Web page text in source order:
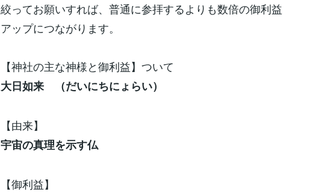
絞ってお願いすれば、普通に参拝するよりも数倍の御利益
アップにつながります。
【神社の主な神様と御利益】ついて
大日如来 （だいにちにょらい）
【由来】
宇宙の真理を示す仏
【御利益】